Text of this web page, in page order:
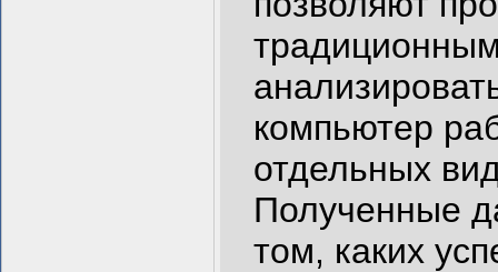
компьютер
отдельных
Полученные
том, каких